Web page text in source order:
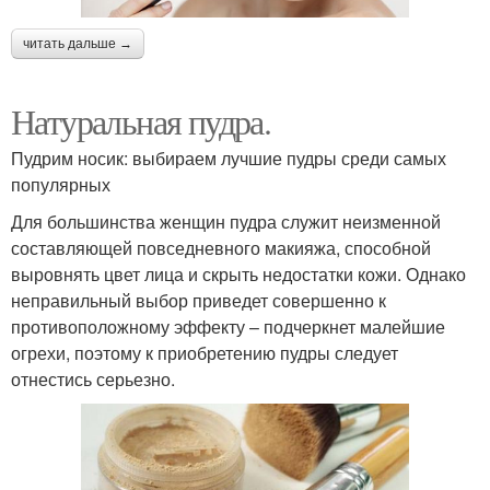
читать дальше →
Натуральная пудра.
Пудрим носик: выбираем лучшие пудры среди самых
популярных
Для большинства женщин пудра служит неизменной
составляющей повседневного макияжа, способной
выровнять цвет лица и скрыть недостатки кожи. Однако
неправильный выбор приведет совершенно к
противоположному эффекту – подчеркнет малейшие
огрехи, поэтому к приобретению пудры следует
отнестись серьезно.